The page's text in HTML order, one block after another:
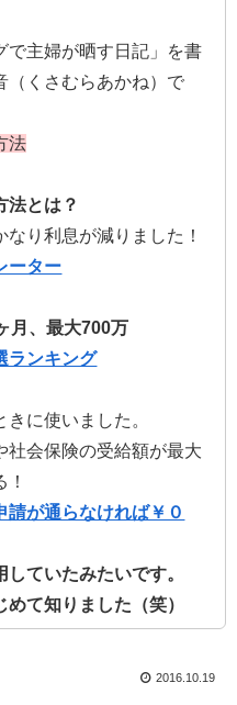
で主婦が晒す日記」を書
（くさむらあかね）で
法
とは？
り利息が減りました！
ーター
月、最大700万
ランキング
に使いました。
社会保険の受給額が最大
請が通らなければ￥０
ていたみたいです。
て知りました（笑）
2016.10.19